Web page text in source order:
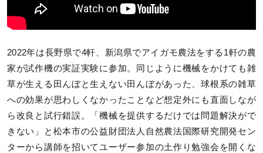
2022年は長野県で4軒、新潟県でアイガモ農法をする1軒の農
家が試作機の実証実験に参加。同じように機械をかけても雑
草が生える田んぼと生えない田んぼがあった、球根系の雑草
への効果が思わしくなかったことなど想定外にも直面しなが
ら改良と試行錯誤。「機械を提供するだけでは問題解決がで
きない」と松本市の公益財団法人自然農法国際研究開発セン
ターから講師を招いてユーザー参加の土作り勉強会を開くな